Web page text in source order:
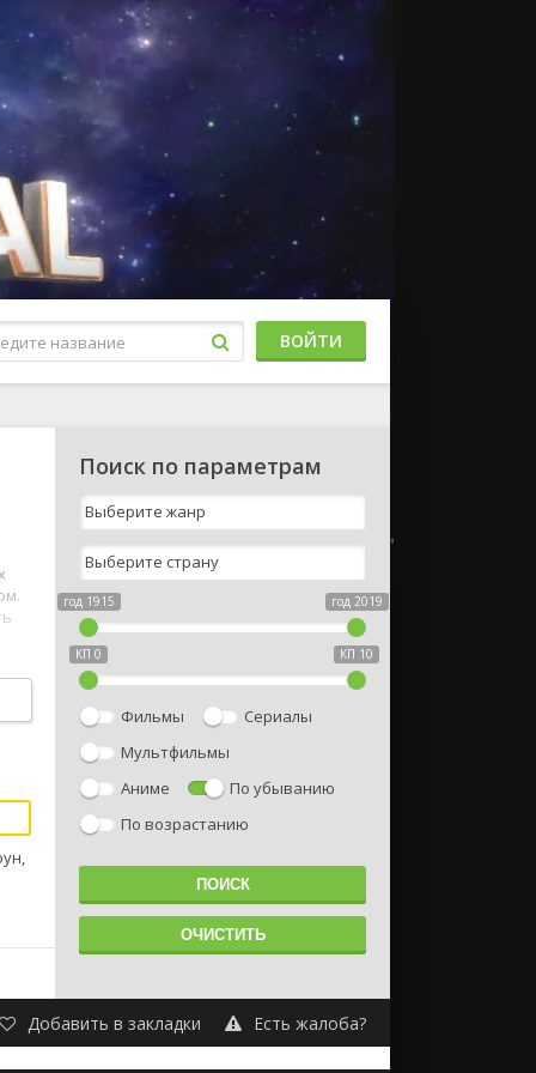
ВОЙТИ
Поиск по параметрам
год 1915 год 2019
КП 0 КП 10
Фильмы
Сериалы
Мультфильмы
Аниме
По убыванию
По возрастанию
Добавить в закладки Есть жалоба?